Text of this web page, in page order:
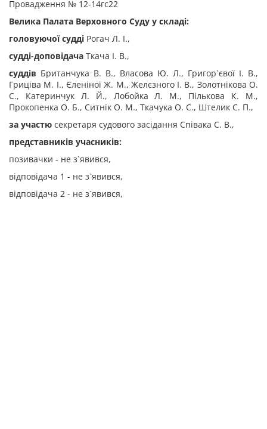
Провадження № 12-14гс22
Велика Палата Верховного Суду у складі:
головуючої судді Рогач Л. І.,
судді-доповідача Ткача І. В.,
суддів Британчука В. В., Власова Ю. Л., Григор`євої І. В.,
Гриціва М. І., Єленіної Ж. М., Желєзного І. В., Золотнікова О.
С., Катеринчук Л. Й., Лобойка Л. М., Пількова К. М.,
Прокопенка О. Б., Ситнік О. М., Ткачука О. С., Штелик С. П.,
за участю секретаря судового засідання Співака С. В.,
представників учасників:
позивачки - не з`явився,
відповідача 1 - не з`явився,
відповідача 2 - не з`явився,